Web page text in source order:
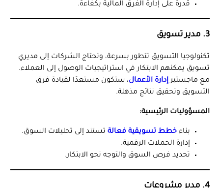
قدرة على إدارة الفرق المالية بكفاءة.
3. مدير تسويق
تكنولوجيا التسويق تتطور بسرعة، وتحتاج الشركات إلى مديري
تسويق يمكنهم الابتكار في استراتيجيات الوصول إلى العملاء.
مع ماجستيرإدارة الأعمال، ستكون مستعدًا لقيادة فرق
التسويق وتحقيق نتائج مذهلة.
المسؤوليات الرئيسية:
بناء خطط تسويقية فعالة تستند إلى تحليلات السوق.
إدارة الحملات الرقمية.
تحديد فرص السوق والتوجه نحو الابتكار.